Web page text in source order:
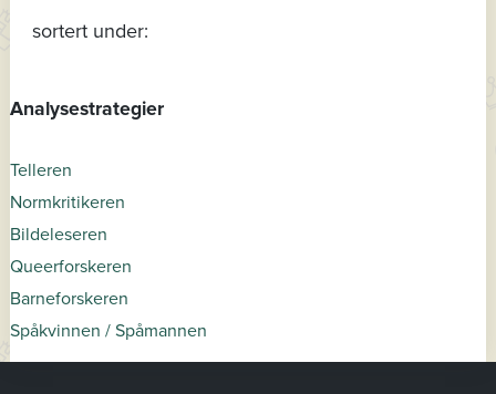
sortert under:
Analysestrategier
Telleren
Normkritikeren
Bildeleseren
Queerforskeren
Barneforskeren
Spåkvinnen / Spåmannen